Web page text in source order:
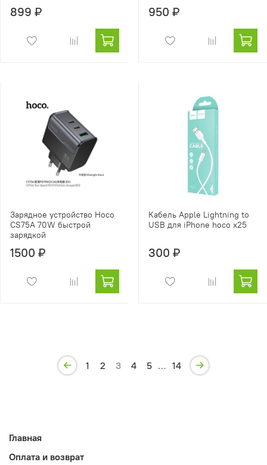
899 ₽ 950 ₽
Зарядное устройство Hoco
CS75A 70W быстрой
зарядкой
1500 ₽
Кабель Apple Lightning to
USB для iPhone hoco x25
300 ₽
1 2 3 4 5 … 14
Главная
Оплата и возврат